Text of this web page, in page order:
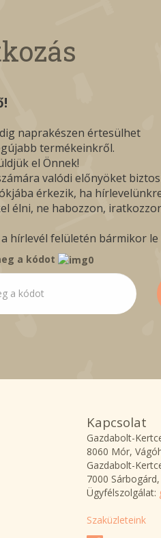
naprakészen értesülhet
termékeinkről.
el Önnek!
valódi előnyöket
érkezik, ha
élni, ne habozzon,
hírlevél felületén bármikor
a kódot
Kapcsolat
Gazdabolt-
8060 Mór,
Gazdabolt-
7000
Ügyfélszolgálat:
Szaküzleteink